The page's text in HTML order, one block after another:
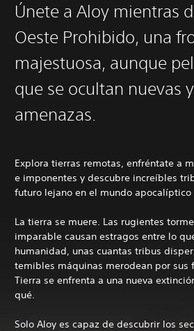
Únete a Aloy mientras
Oeste Prohibido, una
majestuosa, aunque
que se ocultan nuevas
amenazas.
Explora tierras remotas, enfréntate a
e imponentes y descubre increíbles
futuro lejano en el mundo apocalíptico
La tierra se muere. Las rugientes
imparable causan estragos entre lo
humanidad, unas cuantas tribus
temibles máquinas merodean por sus
Tierra se enfrenta a una nueva
qué.
Solo Aloy es capaz de descubrir los